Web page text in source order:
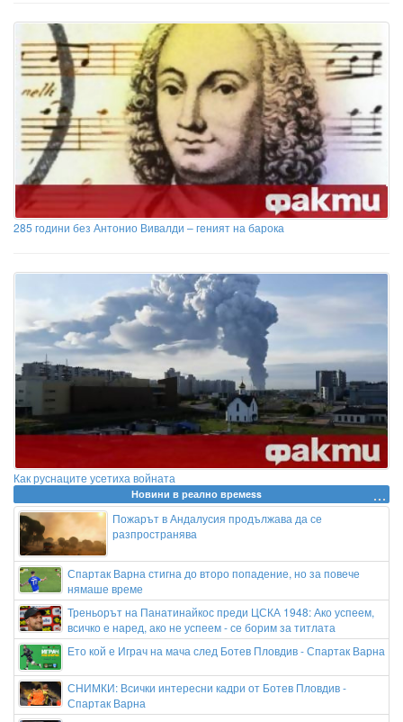
285 години без Антонио Вивалди – геният на барока
Как руснаците усетиха войната
Новини в реално времеss
Пожарът в Андалусия продължава да се
разпространява
Спартак Варна стигна до второ попадение, но за повече
нямаше време
Треньорът на Панатинайкос преди ЦСКА 1948: Ако успеем,
всичко е наред, ако не успеем - се борим за титлата
Ето кой е Играч на мача след Ботев Пловдив - Спартак Варна
СНИМКИ: Всички интересни кадри от Ботев Пловдив -
Спартак Варна